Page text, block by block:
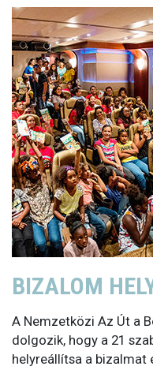
BIZALOM
A Nemzetközi Az Út a
dolgozik, hogy a 21
helyreállítsa a bizalmat